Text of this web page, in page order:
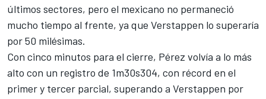
últimos sectores, pero el mexicano no permaneció
mucho tiempo al frente, ya que Verstappen lo superaría
por 50 milésimas.
Con cinco minutos para el cierre, Pérez volvía a lo más
alto con un registro de 1m30s304, con récord en el
primer y tercer parcial, superando a Verstappen por